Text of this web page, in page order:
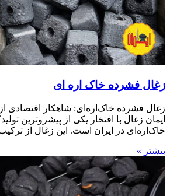
زغال فشرده خاک اره ای
زغال فشرده خاک‌اره‌ای: شاهکار اقتصادی
ایمان زغال با افتخار یکی از پیشروترین
خاک‌اره‌ای در ایران است. این زغال از
بیشتر »